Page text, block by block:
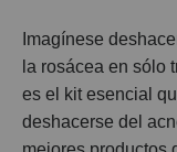
Imagínese
la rosácea en sólo
es el kit esencial
deshacerse del